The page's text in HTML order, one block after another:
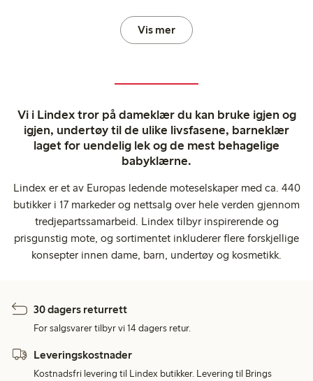
Vis mer
Vi i Lindex tror på dameklær du kan bruke igjen og
igjen, undertøy til de ulike livsfasene, barneklær
laget for uendelig lek og de mest behagelige
babyklærne.
Lindex er et av Europas ledende moteselskaper med ca. 440
butikker i 17 markeder og nettsalg over hele verden gjennom
tredjepartssamarbeid. Lindex tilbyr inspirerende og
prisgunstig mote, og sortimentet inkluderer flere forskjellige
konsepter innen dame, barn, undertøy og kosmetikk.
30 dagers returrett
For salgsvarer tilbyr vi 14 dagers retur.
Leveringskostnader
Kostnadsfri levering til Lindex butikker. Levering til Brings